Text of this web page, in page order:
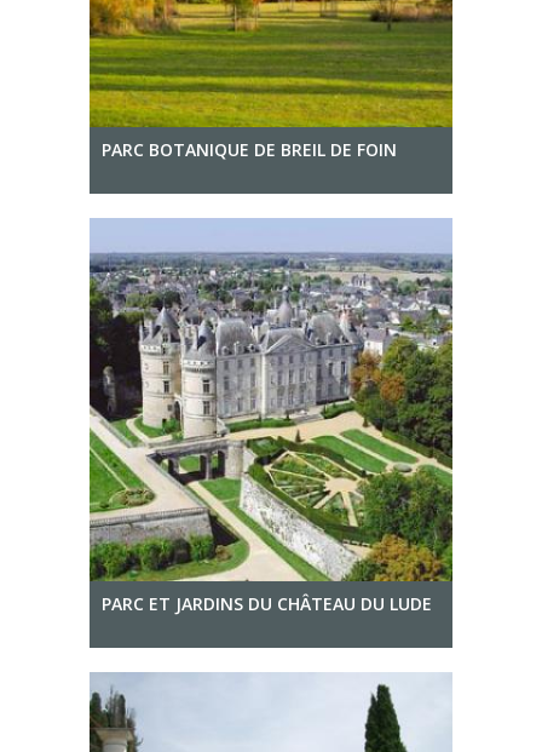
PARC BOTANIQUE DE BREIL DE FOIN
PARC ET JARDINS DU CHÂTEAU DU LUDE